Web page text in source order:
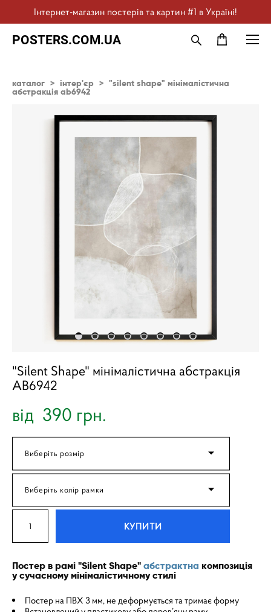
Інтернет-магазин постерів та картин #1 в Україні!
POSTERS.COM.UA
каталог > інтер'єр > "silent shape" мінімалістична
абстракція ab6942
"Silent Shape" мінімалістична абстракція
AB6942
від 390 грн.
Виберіть розмір
Виберіть колір рамки
КУПИТИ
Постер в рамі "Silent Shape" абстрактна композиція
у сучасному мінімалістичному стилі
Постер на ПВХ 3 мм, не деформується та тримає форму